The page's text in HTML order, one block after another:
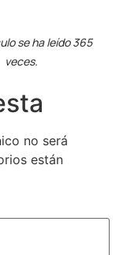
se ha leído 365
veces.
no será
están